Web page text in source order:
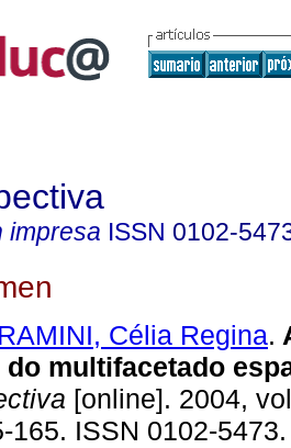
impresa ISSN 0102-
Célia Regina.
do multifacetado
[online]. 2004,
165. ISSN 0102-5473.